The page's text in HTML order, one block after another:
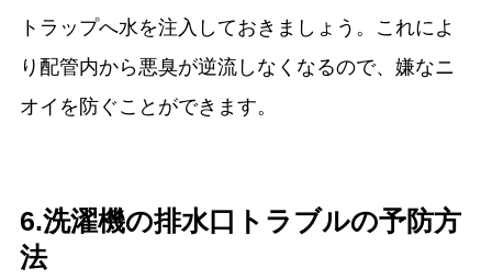
トラップへ水を注入しておきましょう。これによ
り配管内から悪臭が逆流しなくなるので、嫌なニ
オイを防ぐことができます。
6.洗濯機の排水口トラブルの予防方
法